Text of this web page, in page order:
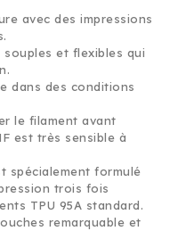
avec des impressions
et flexibles qui
dans des conditions
le filament avant
est très sensible à
spécialement formulé
trois fois
TPU 95A standard.
remarquable et